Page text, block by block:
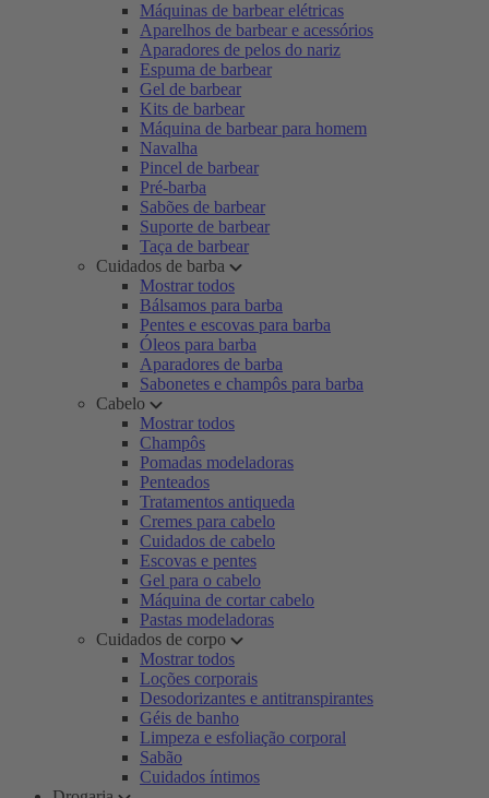
Máquinas de barbear elétricas
Aparelhos de barbear e acessórios
Aparadores de pelos do nariz
Espuma de barbear
Gel de barbear
Kits de barbear
Máquina de barbear para homem
Navalha
Pincel de barbear
Pré-barba
Sabões de barbear
Suporte de barbear
Taça de barbear
Cuidados de barba
Mostrar todos
Bálsamos para barba
Pentes e escovas para barba
Óleos para barba
Aparadores de barba
Sabonetes e champôs para barba
Cabelo
Mostrar todos
Champôs
Pomadas modeladoras
Penteados
Tratamentos antiqueda
Cremes para cabelo
Cuidados de cabelo
Escovas e pentes
Gel para o cabelo
Máquina de cortar cabelo
Pastas modeladoras
Cuidados de corpo
Mostrar todos
Loções corporais
Desodorizantes e antitranspirantes
Géis de banho
Limpeza e esfoliação corporal
Sabão
Cuidados íntimos